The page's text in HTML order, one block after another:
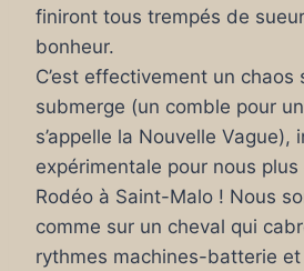
finiront tous trempés de
bonheur.
C’est effectivement un chaos
submerge (un comble pour
s’appelle la Nouvelle
expérimentale pour nous
Rodéo à Saint-Malo ! Nous
comme sur un cheval qui
rythmes machines-batterie